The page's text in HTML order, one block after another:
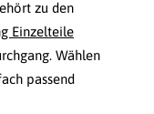
zu den
Einzelteile
Wählen
passend